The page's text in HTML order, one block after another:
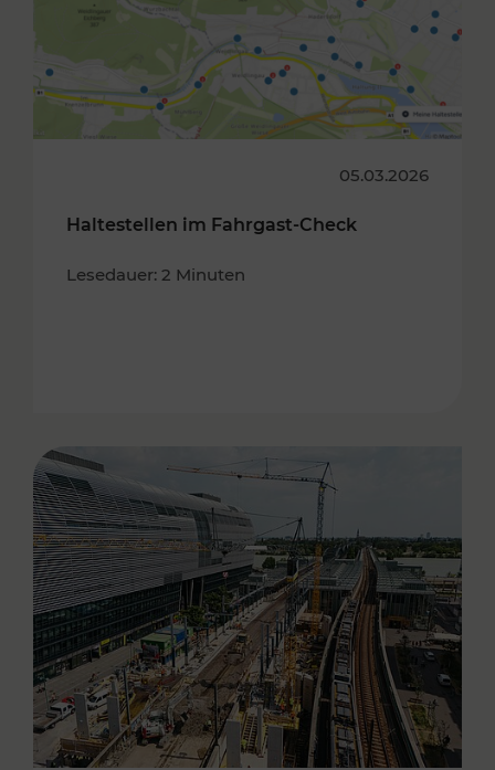
05.03.2026
Haltestellen im Fahrgast-Check
Lesedauer: 2 Minuten